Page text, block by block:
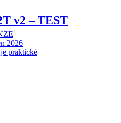
v2 – TEST
2026
praktické